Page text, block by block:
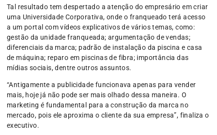
Tal resultado tem despertado a atenção do empresário em criar
uma Universidade Corporativa, onde o franqueado terá acesso
a um portal com vídeos explicativos de vários temas, como:
gestão da unidade franqueada; argumentação de vendas;
diferenciais da marca; padrão de instalação da piscina e casa
de máquina; reparo em piscinas de fibra; importância das
mídias sociais, dentre outros assuntos.
“Antigamente a publicidade funcionava apenas para vender
mais, hoje já não pode ser mais olhado dessa maneira. O
marketing é fundamental para a construção da marca no
mercado, pois ele aproxima o cliente da sua empresa”, finaliza o
executivo.